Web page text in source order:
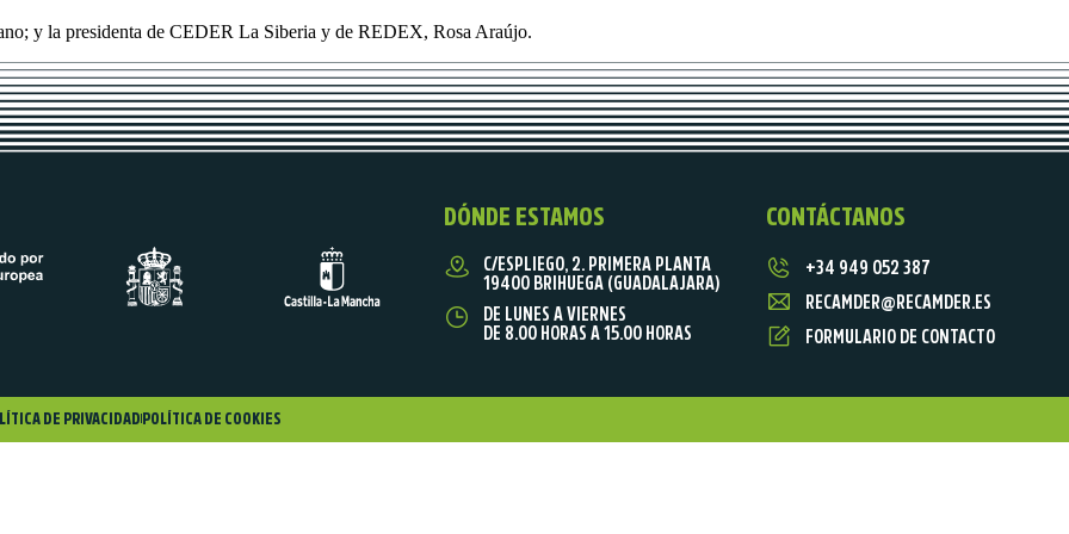
y la presidenta de CEDER La Siberia y de REDEX, Rosa Araújo.
DÓNDE ESTAMOS
C/ESPLIEGO, 2. PRIMERA PLANTA
19400 BRIHUEGA (GUADALAJARA)
DE LUNES A VIERNES
DE 8.00 HORAS A 15.00 HORAS
CONTÁCTANOS
+34 949 052 387
RECAMDER@RECAMDER.ES
FORMULARIO DE CONTACTO
DE PRIVACIDADPOLÍTICA DE COOKIES